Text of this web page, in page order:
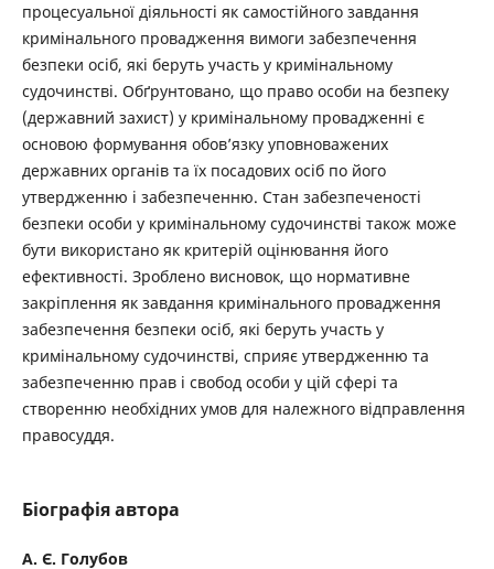
процесуальної діяльності як самостійного завдання
кримінального провадження вимоги забезпечення
безпеки осіб, які беруть участь у кримінальному
судочинстві. Обґрунтовано, що право особи на безпеку
(державний захист) у кримінальному провадженні є
основою формування обов’язку уповноважених
державних органів та їх посадових осіб по його
утвердженню і забезпеченню. Стан забезпеченості
безпеки особи у кримінальному судочинстві також може
бути використано як критерій оцінювання його
ефективності. Зроблено висновок, що нормативне
закріплення як завдання кримінального провадження
забезпечення безпеки осіб, які беруть участь у
кримінальному судочинстві, сприяє утвердженню та
забезпеченню прав і свобод особи у цій сфері та
створенню необхідних умов для належного відправлення
правосуддя.
Біографія автора
А. Є. Голубов